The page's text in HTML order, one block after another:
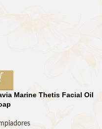
Marine Thetis Facial Oil